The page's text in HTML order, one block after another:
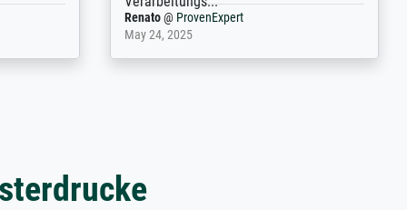
Anonym@ProvenExpert
December 4, 2025